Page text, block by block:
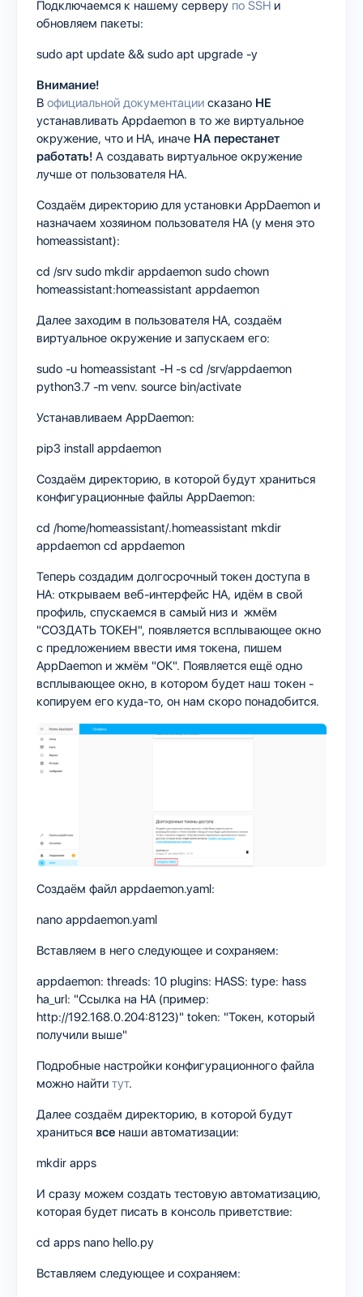
Подключаемся к нашему серверу по SSH и
обновляем пакеты:
sudo apt update && sudo apt upgrade -y
Внимание!
В официальной документации сказано НЕ
устанавливать Appdaemon в то же виртуальное
окружение, что и HA, иначе HA перестанет
работать! А создавать виртуальное окружение
лучше от пользователя HA.
Создаём директорию для установки AppDaemon и
назначаем хозяином пользователя HA (у меня это
homeassistant):
cd /srv sudo mkdir appdaemon sudo chown
homeassistant:homeassistant appdaemon
Далее заходим в пользователя HA, создаём
виртуальное окружение и запускаем его:
sudo -u homeassistant -H -s cd /srv/appdaemon
python3.7 -m venv. source bin/activate
Устанавливаем AppDaemon:
pip3 install appdaemon
Создаём директорию, в которой будут храниться
конфигурационные файлы AppDaemon:
cd /home/homeassistant/.homeassistant mkdir
appdaemon cd appdaemon
Теперь создадим долгосрочный токен доступа в
HA: открываем веб-интерфейс HA, идём в свой
профиль, спускаемся в самый низ и жмём
"СОЗДАТЬ ТОКЕН", появляется всплывающее окно
с предложением ввести имя токена, пишем
AppDaemon и жмём "ОК". Появляется ещё одно
всплывающее окно, в котором будет наш токен -
копируем его куда-то, он нам скоро понадобится.
Создаём файл appdaemon.yaml:
nano appdaemon.yaml
Вставляем в него следующее и сохраняем:
appdaemon: threads: 10 plugins: HASS: type: hass
ha_url: "Ссылка на HA (пример:
http://192.168.0.204:8123)" token: "Токен, который
получили выше"
Подробные настройки конфигурационного файла
можно найти тут.
Далее создаём директорию, в которой будут
храниться все наши автоматизации:
mkdir apps
И сразу можем создать тестовую автоматизацию,
которая будет писать в консоль приветствие:
cd apps nano hello.py
Вставляем следующее и сохраняем: